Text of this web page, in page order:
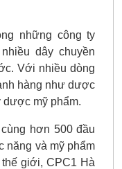
những công ty
dây chuyền
Với nhiều dòng
hàng như dược
dược mỹ phẩm.
hơn 500 đầu
năng và mỹ phẩm
giới, CPC1 Hà